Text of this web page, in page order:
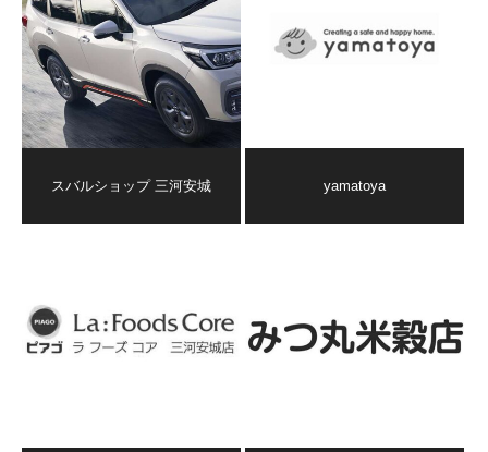
スバルショップ 三河安城 yamatoya